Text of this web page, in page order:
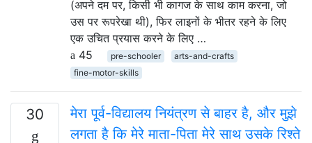
(अपने दम पर, किसी भी कागज के साथ काम करना, जो
उस पर रूपरेखा थी), फिर लाइनों के भीतर रहने के लिए
एक उचित प्रयास करने के लिए …
45
pre-schooler
arts-and-crafts
fine-motor-skills
30
मेरा पूर्व-विद्यालय नियंत्रण से बाहर है, और मुझे
लगता है कि मेरे माता-पिता मेरे साथ उसके रिश्ते